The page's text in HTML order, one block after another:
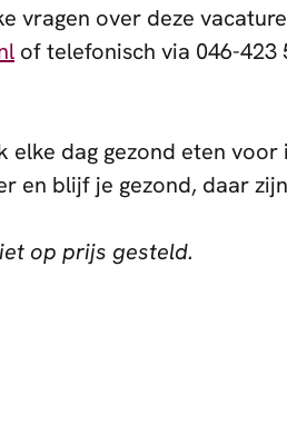
vragen over deze
of telefonisch via 046-423
elke dag gezond eten
en blijf je gezond, daar
op prijs gesteld.